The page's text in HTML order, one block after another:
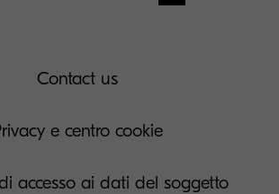
Contact us
e centro cookie
accesso ai dati del soggetto